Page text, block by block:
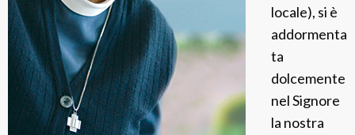
locale), si è
addormenta
ta
dolcemente
nel Signore
la nostra